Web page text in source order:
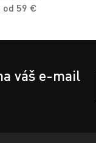
od 59 €
váš e-mail